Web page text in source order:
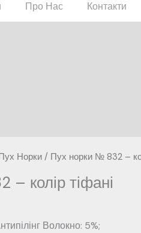
Про Нас Контакти
Норки/ Пух норки № 832 –
колір тіфані
Волокно: 5%;